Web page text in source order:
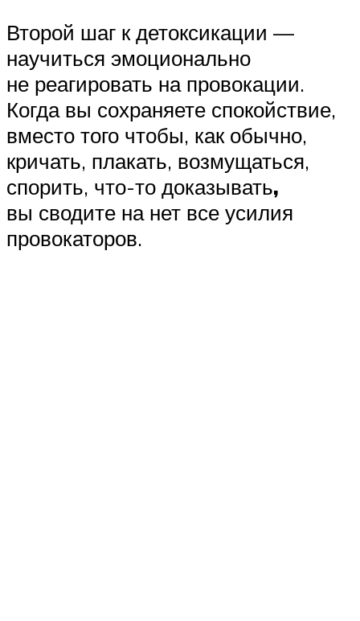
Второй шаг к детоксикации —
научиться эмоционально
не реагировать на провокации.
Когда вы сохраняете спокойствие,
вместо того чтобы, как обычно,
кричать, плакать, возмущаться,
спорить, что-то доказывать,
вы сводите на нет все усилия
провокаторов.